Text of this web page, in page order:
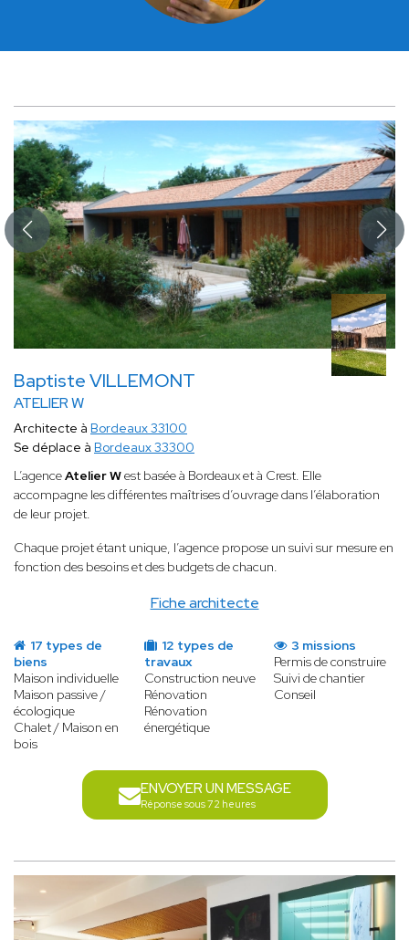
Baptiste VILLEMONT
ATELIER W
Fiche architecte
Architecte à Bordeaux 33100
Se déplace à Bordeaux 33300
L’agenceAtelier West basée à Bordeaux et à Crest. Elle
accompagne les différentes maîtrises d’ouvrage dans l’élaboration
de leur projet.
Chaque projet étant unique, l’agence propose un suivi sur mesure en
fonction des besoins et des budgets de chacun.
17 types de
biens
Maison individuelle
Maison passive /
écologique
Chalet / Maison en
bois
12 types de
travaux
Construction neuve
Rénovation
Rénovation
énergétique
3 missions
Permis de construire
Suivi de chantier
Conseil
ENVOYER UN MESSAGE
Réponse sous 72 heures